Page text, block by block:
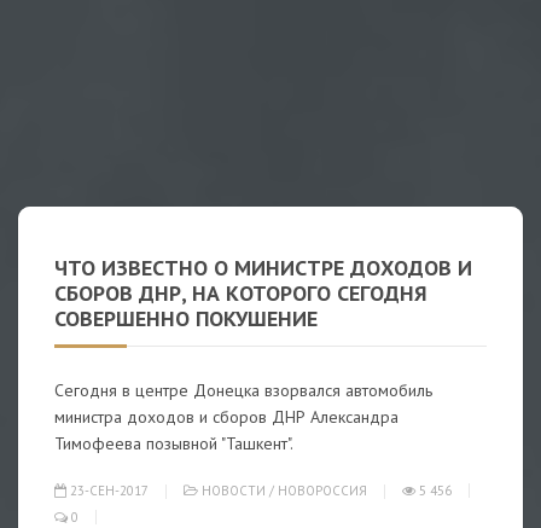
ЧТО ИЗВЕСТНО О МИНИСТРЕ ДОХОДОВ И
СБОРОВ ДНР, НА КОТОРОГО СЕГОДНЯ
СОВЕРШЕННО ПОКУШЕНИЕ
Сегодня в центре Донецка взорвался автомобиль
министра доходов и сборов ДНР Александра
Тимофеева позывной "Ташкент".
23-СЕН-2017 НОВОСТИ / НОВОРОССИЯ
5 456
0